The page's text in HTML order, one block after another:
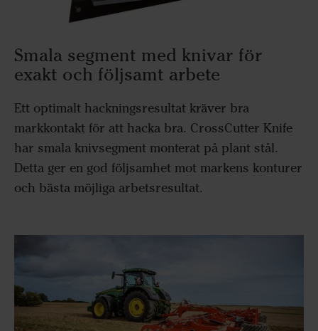
Smala segment med knivar för
exakt och följsamt arbete
Ett optimalt hackningsresultat kräver bra
markkontakt för att hacka bra. CrossCutter Knife
har smala knivsegment monterat på plant stål.
Detta ger en god följsamhet mot markens konturer
och bästa möjliga arbetsresultat.